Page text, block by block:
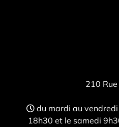
210
du mardi au
18h30 et le samedi